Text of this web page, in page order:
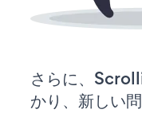
さらに、
かり、新しい